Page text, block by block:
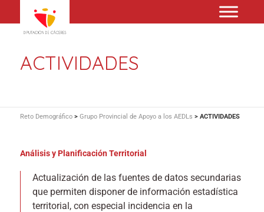
ACTIVIDADES
Reto Demográfico> Grupo Provincial de Apoyo a los AEDLs > ACTIVIDADES
Análisis y Planificación Territorial
Actualización de las fuentes de datos secundarias
que permiten disponer de información estadística
territorial, con especial incidencia en la